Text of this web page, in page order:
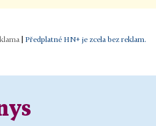
Předplatné HN+ je zcela bez reklam.